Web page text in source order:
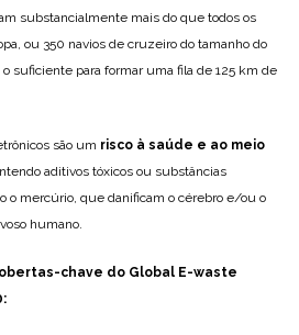
substancialmente mais do que todos os
ou 350 navios de cruzeiro do tamanho do
suficiente para formar uma fila de 125 km de
são um risco à saúde e ao meio
aditivos tóxicos ou substâncias
o mercúrio, que danificam o cérebro e/ou o
humano.
chave do Global E-waste